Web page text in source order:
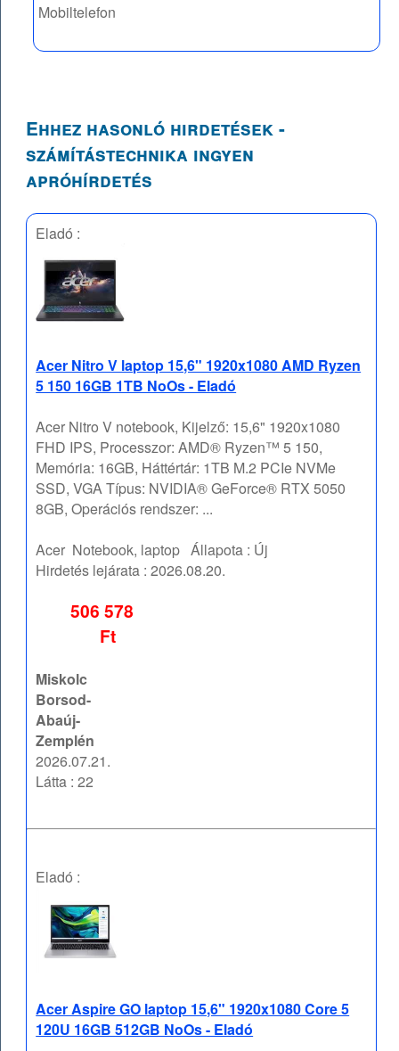
Mobiltelefon
Ehhez hasonló hirdetések -
számítástechnika ingyen
apróhírdetés
Eladó :
Acer Nitro V laptop 15,6" 1920x1080 AMD Ryzen
5 150 16GB 1TB NoOs - Eladó
Acer Nitro V notebook, Kijelző: 15,6" 1920x1080
FHD IPS, Processzor: AMD® Ryzen™ 5 150,
Memória: 16GB, Háttértár: 1TB M.2 PCIe NVMe
SSD, VGA Típus: NVIDIA® GeForce® RTX 5050
8GB, Operációs rendszer: ...
Acer Notebook, laptop Állapota : Új
Hirdetés lejárata :2026.08.20.
506 578
Ft
Miskolc
Borsod-
Abaúj-
Zemplén
2026.07.21.
Látta : 22
Eladó :
Acer Aspire GO laptop 15,6" 1920x1080 Core 5
120U 16GB 512GB NoOs - Eladó